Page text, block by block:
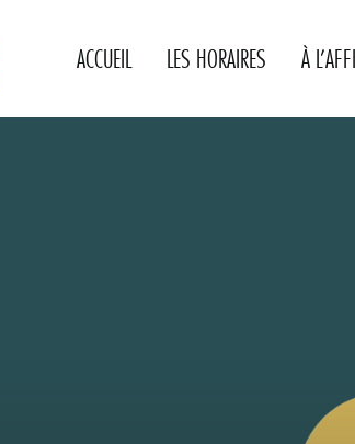
ACCUEIL LES HORAIRES À